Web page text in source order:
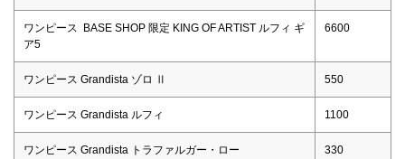
ワンピース BASE SHOP 限定 KING OF ARTIST ルフィ ギ
ア5
6600
ワンピース Grandista ゾロ Ⅱ 550
ワンピース Grandista ルフィ 1100
ワンピース Grandista トラファルガー・ロー 330